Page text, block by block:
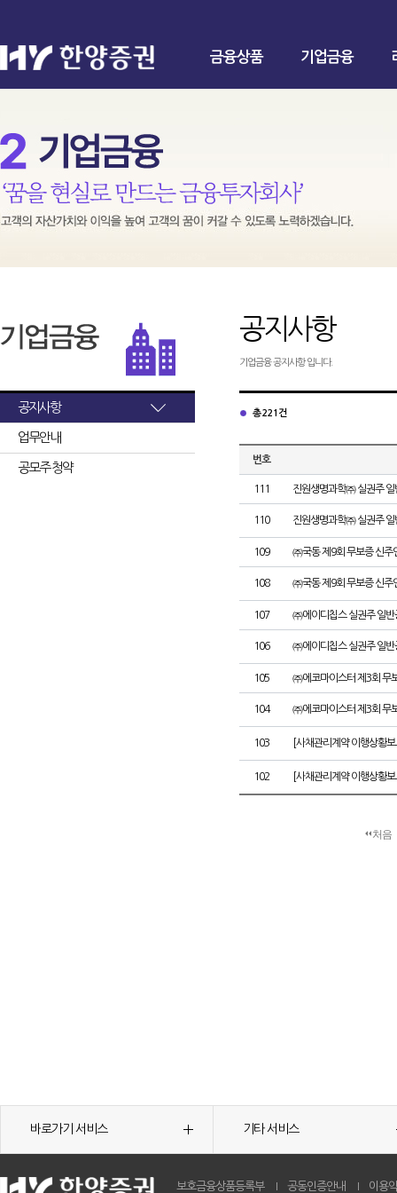
금융상품 기업금융
공지사항
업무안내
공모주 청약
공지사항
기업금융 공지사항 입니다.
총 221건
번호
111 진원생명과학㈜ 실권주 일
110 진원생명과학㈜ 실권주
109 ㈜국동 제9회 무보증 신주
108 ㈜국동 제9회 무보증 신주
107 ㈜에이디칩스 실권주 일반
106 ㈜에이디칩스 실권주 일반
105 ㈜에코마이스터 제3회 무
104 ㈜에코마이스터 제3회 무
103 [사채관리계약 이행상황
102 [사채관리계약 이행상황
처음
바로가기 서비스 기타 서비스
보호금융상품등록부 공동인증안내 이용